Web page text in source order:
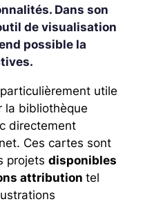
Dans son
de visualisation
possible la
utile
la bibliothèque
directement
Ces cartes sont
projets disponibles
attribution tel